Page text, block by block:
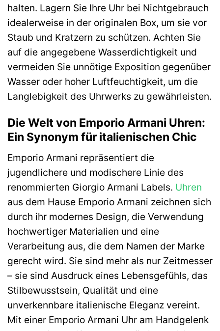
halten. Lagern Sie Ihre Uhr bei Nichtgebrauch
idealerweise in der originalen Box, um sie vor
Staub und Kratzern zu schützen. Achten Sie
auf die angegebene Wasserdichtigkeit und
vermeiden Sie unnötige Exposition gegenüber
Wasser oder hoher Luftfeuchtigkeit, um die
Langlebigkeit des Uhrwerks zu gewährleisten.
Die Welt von Emporio Armani Uhren:
Ein Synonym für italienischen Chic
Emporio Armani repräsentiert die
jugendlichere und modischere Linie des
renommierten Giorgio Armani Labels. Uhren
aus dem Hause Emporio Armani zeichnen sich
durch ihr modernes Design, die Verwendung
hochwertiger Materialien und eine
Verarbeitung aus, die dem Namen der Marke
gerecht wird. Sie sind mehr als nur Zeitmesser
– sie sind Ausdruck eines Lebensgefühls, das
Stilbewusstsein, Qualität und eine
unverkennbare italienische Eleganz vereint.
Mit einer Emporio Armani Uhr am Handgelenk